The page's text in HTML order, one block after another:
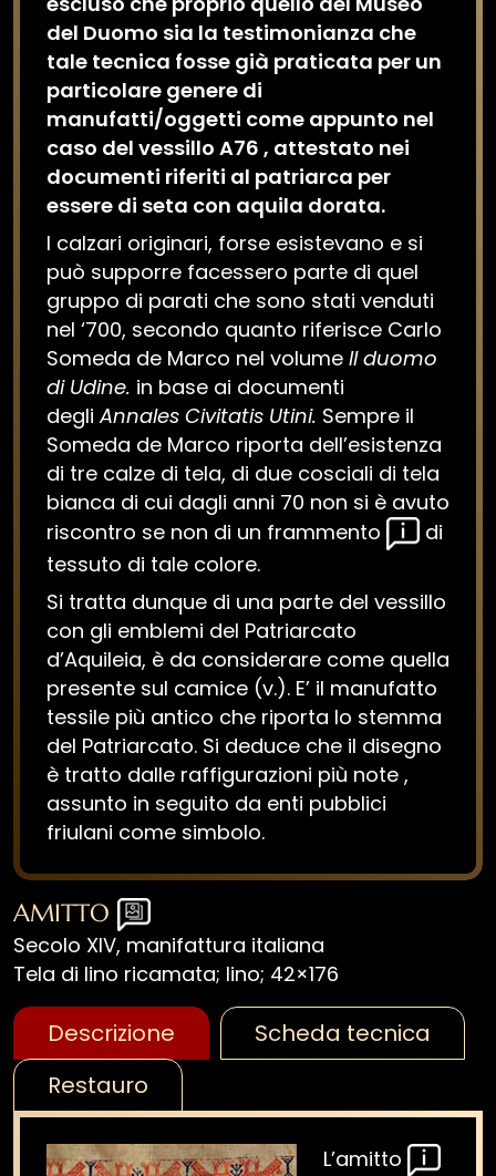
del Duomo sia la testimonianza che
tale tecnica fosse già praticata per un
particolare genere di
manufatti/oggetti come appunto nel
caso del vessillo A76 , attestato nei
documenti riferiti al patriarca per
essere di seta con aquila dorata.
I calzari originari, forse esistevano e si
può supporre facessero parte di quel
gruppo di parati che sono stati venduti
nel ‘700, secondo quanto riferisce Carlo
Someda de Marco nel volume Il duomo
di Udine. in base ai documenti
degliAnnales Civitatis Utini. Sempre il
Someda de Marco riporta dell’esistenza
di tre calze di tela, di due cosciali di tela
bianca di cui dagli anni 70 non si è avuto
riscontro se non di un frammento
di
tessuto di tale colore.
Si tratta dunque di una parte del vessillo
con gli emblemi del Patriarcato
d’Aquileia, è da considerare come quella
presente sul camice (v.). E’ il manufatto
tessile più antico che riporta lo stemma
del Patriarcato. Si deduce che il disegno
è tratto dalle raffigurazioni più note ,
assunto in seguito da enti pubblici
friulani come simbolo.
AMITTO
Secolo XIV, manifattura italiana
Tela di lino ricamata; lino; 42×176
Descrizione
Scheda tecnica
Restauro
L’amitto